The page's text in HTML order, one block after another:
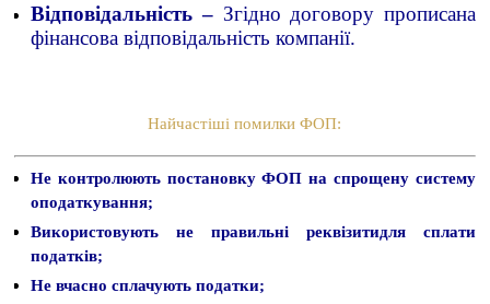
Відповідальність – Згідно договору прописана
фінансова відповідальність компанії.
Найчастіші помилки ФОП:
Не контролюють постановку ФОП на спрощену систему
оподаткування;
Використовують не правильні реквізитидля сплати
податків;
Не вчасно сплачують податки;